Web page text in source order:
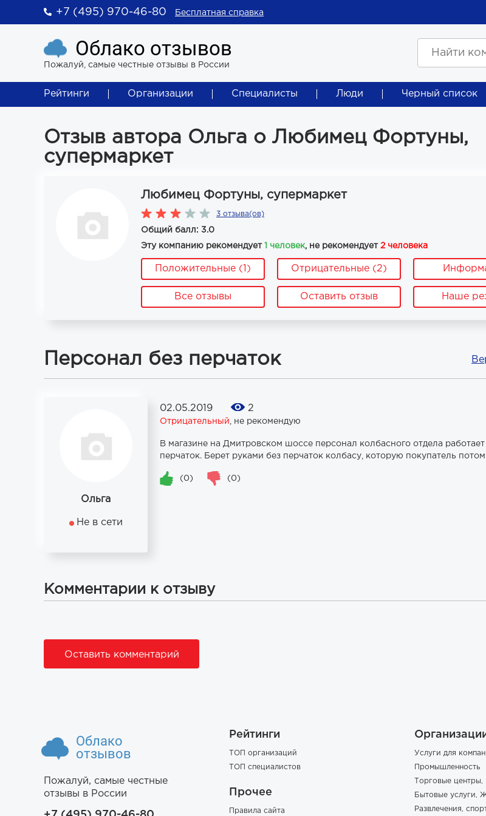
+7 (495) 970-46-80 Бесплатная справка
Облако отзывов
Пожалуй, самые честные отзывы в России
Рейтинги Организации Специалисты Люди Черный список
Отзыв автора Ольга о Любимец Фортуны,
супермаркет
Любимец Фортуны, супермаркет
3 отзыва(ов)
Общий балл: 3.0
Эту компанию рекомендует 1 человек, не рекомендует 2 человека
Положительные (1) Отрицательные (2)
Все отзывы Оставить отзыв Наше
Персонал без перчаток
Ольга
Не в сети
02.05.2019 2
Отрицательный не рекомендую
В магазине на Дмитровском шоссе персонал колбасного отдела
перчаток. Берет руками без перчаток колбасу, которую покупатель потом
(0) (0)
Комментарии к отзыву
Оставить комментарий
Облако
отзывов
Пожалуй, самые честные
отзывы в России
Рейтинги
ТОП организаций
ТОП специалистов
Прочее
Правила сайта
Услуги для
Промышленность
Торговые центры,
Бытовые услуги,
Развлечения,